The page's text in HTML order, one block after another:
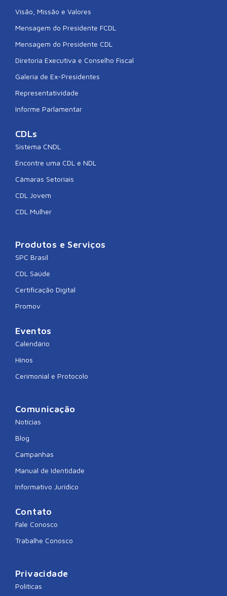
Visão, Missão e Valores
Mensagem do Presidente FCDL
Mensagem do Presidente CDL
Diretoria Executiva e Conselho Fiscal
Galeria de Ex-Presidentes
Representatividade
Informe Parlamentar
CDLs
Sistema CNDL
Encontre uma CDL e NDL
Câmaras Setoriais
CDL Jovem
CDL Mulher
Produtos e Serviços
SPC Brasil
CDL Saúde
Certificação Digital
Promov
Eventos
Calendário
Hinos
Cerimonial e Protocolo
Comunicação
Notícias
Blog
Campanhas
Manual de Identidade
Informativo Jurídico
Contato
Fale Conosco
Trabalhe Conosco
Privacidade
Políticas